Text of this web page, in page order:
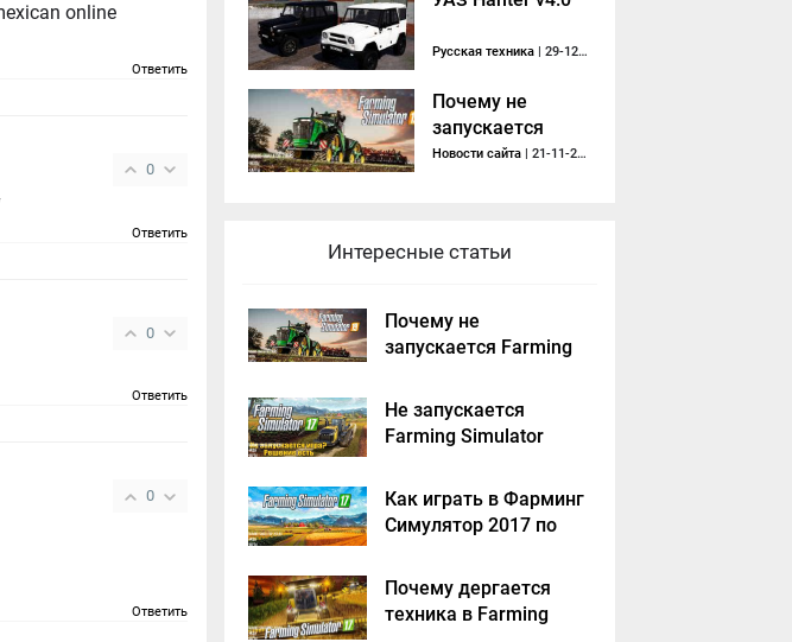
online
Ответить
0
Ответить
0
Ответить
0
Ответить
Русская техника | 29-12-2020, 01:21
Почему не
запускается
Farming
Новости сайта | 21-11-2018, 11:39
Интересные статьи
Почему не
запускается Farming
решение
Не запускается
Farming Simulator
Как играть в Фарминг
Симулятор 2017 по
Почему дергается
техника в Farming